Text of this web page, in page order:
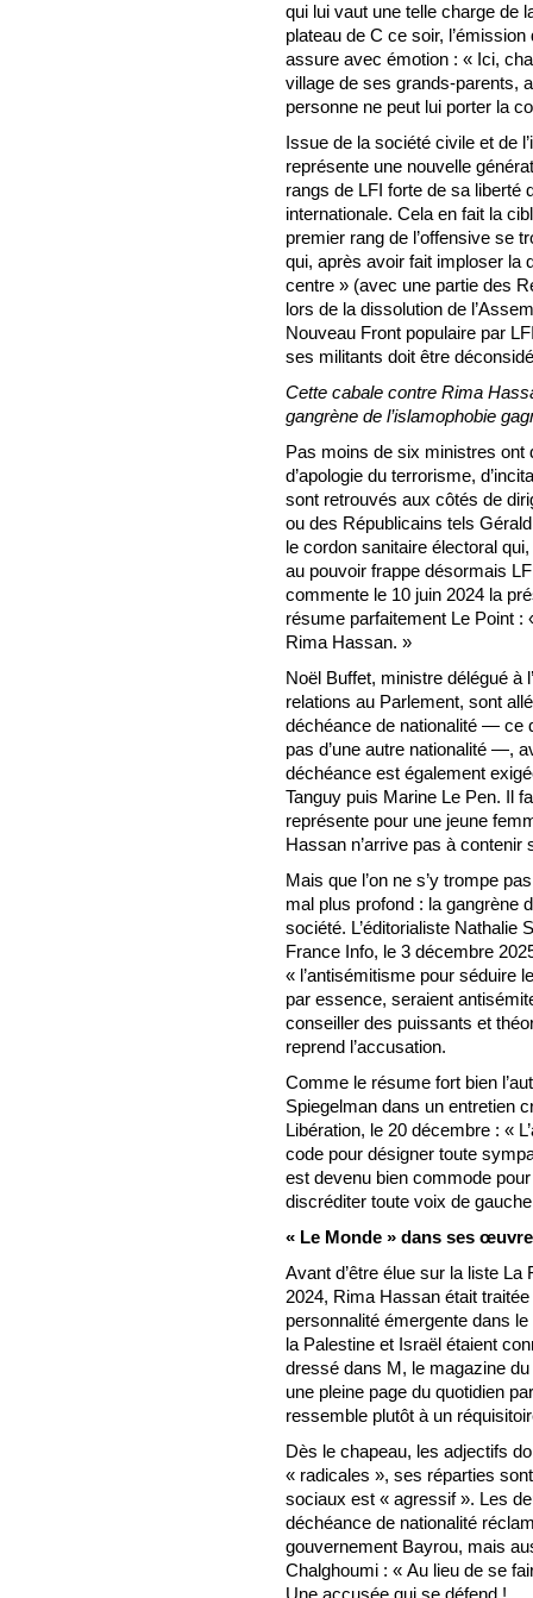
qui lui vaut une telle charge de
plateau de C ce soir,
assure avec émotion : « Ici,
village de ses grands-parents,
personne ne peut lui porter la
Issue de la société civile et de
représente une nouvelle
rangs de LFI forte de sa liberté
internationale. Cela en fait la
premier rang de l’offensive se
qui, après avoir fait imploser la
centre » (avec une partie des
lors de la dissolution de
Nouveau Front populaire par
ses militants doit être
Cette cabale contre Rima
gangrène de l’islamophobie
Pas moins de six ministres ont
d’apologie du terrorisme,
sont retrouvés aux côtés de
ou des Républicains tels
le cordon sanitaire électoral
au pouvoir frappe désormais
commente le 10 juin 2024 la
résume parfaitement Le Point :
Rima Hassan. »
Noël Buffet, ministre délégué à
relations au Parlement, sont
déchéance de nationalité — ce
pas d’une autre nationalité —,
déchéance est également
Tanguy puis Marine Le Pen. Il
représente pour une jeune
Hassan n’arrive pas à contenir
Mais que l’on ne s’y trompe
mal plus profond : la gangrène
société. L’éditorialiste Nathalie
France Info, le 3 décembre
« l’antisémitisme pour séduire
par essence, seraient
conseiller des puissants et
reprend l’accusation.
Comme le résume fort bien
Spiegelman dans un entretien
Libération, le 20 décembre : «
code pour désigner toute
est devenu bien commode
discréditer toute voix de
« Le Monde » dans ses
Avant d’être élue sur la liste
2024, Rima Hassan était
personnalité émergente dans
la Palestine et Israël étaient
dressé dans M, le magazine
une pleine page du quotidien
ressemble plutôt à un
Dès le chapeau, les adjectifs
« radicales », ses réparties
sociaux est « agressif ». Les
déchéance de nationalité
gouvernement Bayrou, mais
Chalghoumi : « Au lieu de se
Une accusée qui se défend !